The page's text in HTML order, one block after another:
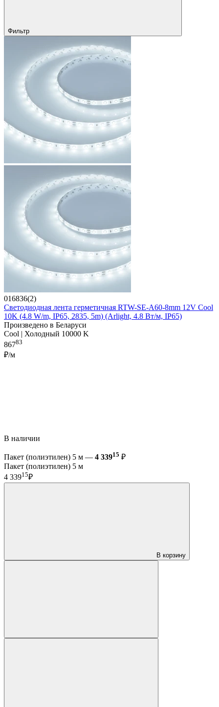
Фильтр
016836(2)
Светодиодная лента герметичная RTW-SE-A60-8mm 12V Cool
10K (4.8 W/m, IP65, 2835, 5m) (Arlight, 4.8 Вт/м, IP65)
Произведено в Беларуси
Cool | Холодный 10000 K
86783
₽/м
В наличии
Пакет (полиэтилен) 5 м — 4 33915 ₽
Пакет (полиэтилен) 5 м
4 33915₽
В корзину